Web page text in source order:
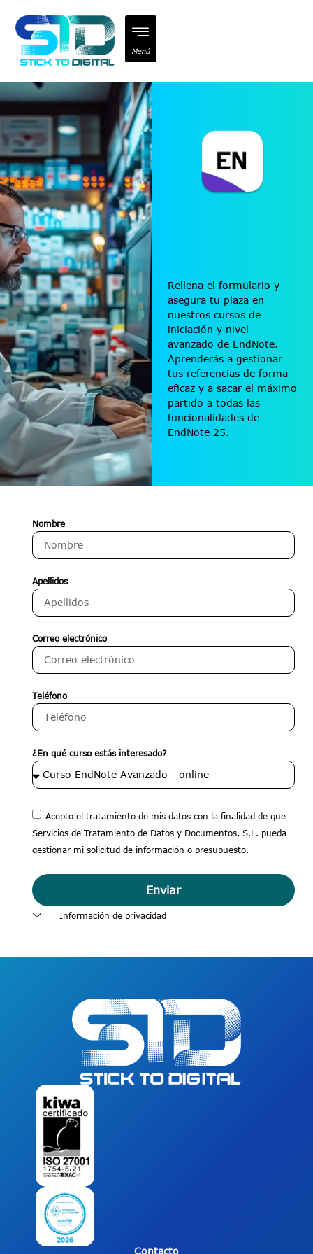
Rellena el formulario y
asegura tu plaza en
nuestros cursos de
iniciación y nivel
avanzado de EndNote.
Aprenderás a gestionar
tus referencias de forma
eficaz y a sacar el máximo
partido a todas las
funcionalidades de
EndNote 25.
Nombre
Apellidos
Correo electrónico
Teléfono
¿En qué curso estás interesado?
Acepto el tratamiento de mis datos con la finalidad de que
Servicios de Tratamiento de Datos y Documentos, S.L. pueda
gestionar mi solicitud de información o presupuesto.
Enviar
Información de privacidad
Contacto